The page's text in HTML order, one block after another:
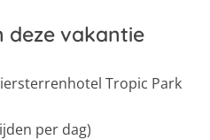
deze vakantie
Tropic Park
per dag)